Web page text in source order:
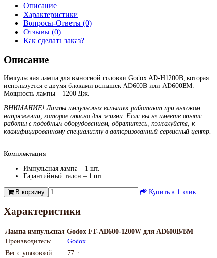
Описание
Характеристики
Вопросы-Ответы (0)
Отзывы (0)
Как сделать заказ?
Описание
Импульсная лампа для выносной головки Godox AD-H1200B, которая
используется с двумя блоками вспышек AD600B или AD600BM.
Мощность лампы – 1200 Дж.
ВНИМАНИЕ! Лампы импульсных вспышек работают при высоком
напряжении, которое опасно для жизни. Если вы не имеете опыта
работы с подобным оборудованием, обратитесь, пожалуйста, к
квалифицированному специалисту в авторизованный сервисный центр.
Комплектация
Импульсная лампа – 1 шт.
Гарантийный талон – 1 шт.
В корзину Купить в 1 клик
Характеристики
Лампа импульсная Godox FT-AD600-1200W для AD600B/BM
Производитель:
Godox
Вес с упаковкой
77 г